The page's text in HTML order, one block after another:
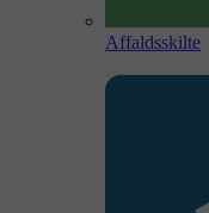
Affaldsskilte